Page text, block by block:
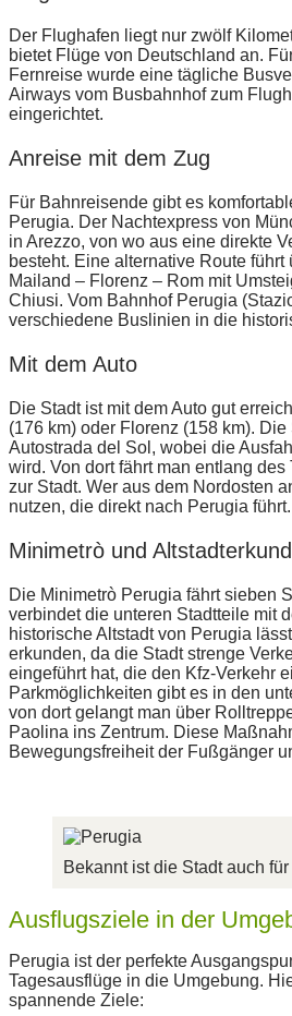
Der Flughafen liegt nur zwölf
bietet Flüge von Deutschland an.
Fernreise wurde eine tägliche
Airways vom Busbahnhof zum
eingerichtet.
Anreise mit dem Zug
Für Bahnreisende gibt es
Perugia. Der Nachtexpress von
in Arezzo, von wo aus eine direkte
besteht. Eine alternative Route führt
Mailand – Florenz – Rom mit
Chiusi. Vom Bahnhof Perugia
verschiedene Buslinien in die
Mit dem Auto
Die Stadt ist mit dem Auto gut
(176 km) oder Florenz (158 km).
Autostrada del Sol, wobei die
wird. Von dort fährt man entlang
zur Stadt. Wer aus dem Nordosten
nutzen, die direkt nach Perugia führt.
Minimetrò und
Die Minimetrò Perugia fährt sieben
verbindet die unteren Stadtteile mit
historische Altstadt von Perugia
erkunden, da die Stadt strenge
eingeführt hat, die den Kfz-Verkehr
Parkmöglichkeiten gibt es in den
von dort gelangt man über
Paolina ins Zentrum. Diese
Bewegungsfreiheit der Fußgänger
Bekannt ist die Stadt auch
Ausflugsziele in der
Perugia ist der perfekte
Tagesausflüge in die Umgebung.
spannende Ziele: